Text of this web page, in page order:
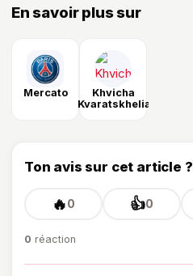
En savoir plus sur
Mercato
Khvicha
Kvaratskhelia
Ton avis sur cet article ?
🔥0 👍0
0 réaction